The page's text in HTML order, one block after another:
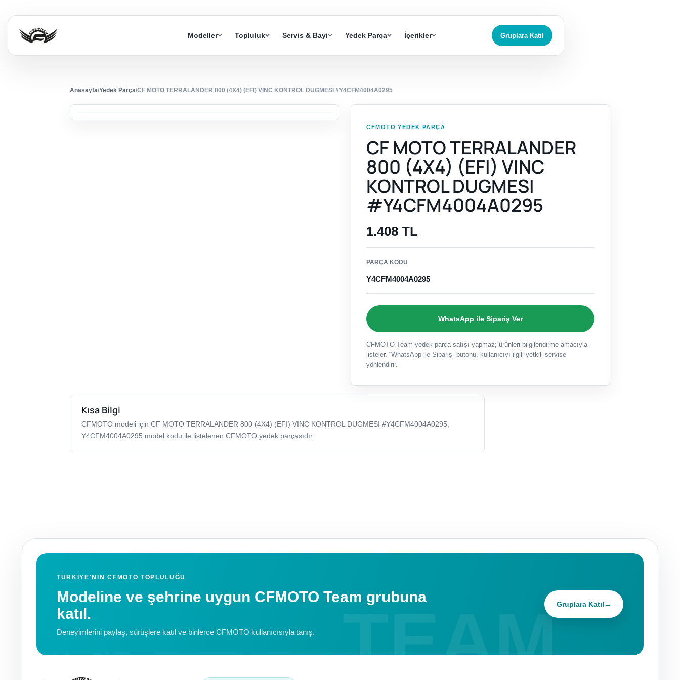
Modeller Topluluk Servis & Bayi Yedek Parça İçerikler Gruplara Katıl
Anasayfa/Yedek Parça/CF MOTO TERRALANDER 800 (4X4) (EFI) VINC KONTROL DUGMESI #Y4CFM4004A0295
CFMOTO YEDEK PARÇA
CF MOTO TERRALANDER
800 (4X4) (EFI) VINC
KONTROL DUGMESI
#Y4CFM4004A0295
1.408 TL
PARÇA KODU
Y4CFM4004A0295
WhatsApp ile Sipariş Ver
CFMOTO Team yedek parça satışı yapmaz; ürünleri bilgilendirme amacıyla
listeler. “WhatsApp ile Sipariş” butonu, kullanıcıyı ilgili yetkili servise
yönlendirir.
Kısa Bilgi
CFMOTO modeli için CF MOTO TERRALANDER 800 (4X4) (EFI) VINC KONTROL DUGMESI #Y4CFM4004A0295,
Y4CFM4004A0295 model kodu ile listelenen CFMOTO yedek parçasıdır.
TÜRKIYE'NIN CFMOTO TOPLULUĞU
Modeline ve şehrine uygun CFMOTO Team grubuna
katıl.
Deneyimlerini paylaş, sürüşlere katıl ve binlerce CFMOTO kullanıcısıyla tanış.
Gruplara Katıl→